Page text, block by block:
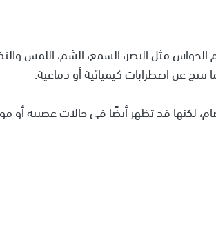
مثل البصر، السمع، الشم، اللمس
عن اضطرابات كيميائية أو دماغية.
لكنها قد تظهر أيضًا في حالات عصبية أو